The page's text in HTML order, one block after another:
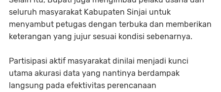
seluruh masyarakat Kabupaten Sinjai untuk
menyambut petugas dengan terbuka dan memberikan
keterangan yang jujur sesuai kondisi sebenarnya.
Partisipasi aktif masyarakat dinilai menjadi kunci
utama akurasi data yang nantinya berdampak
langsung pada efektivitas perencanaan